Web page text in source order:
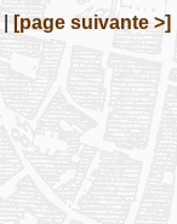
[page suivante >]